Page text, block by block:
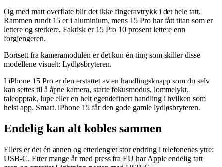
Og med matt overflate blir det ikke fingeravtrykk i det hele tatt.
Rammen rundt 15 er i aluminium, mens 15 Pro har fått titan som er
lettere og sterkere. Faktisk er 15 Pro 10 prosent lettere enn
forgjengeren.
Bortsett fra kameramodulen er det kun én ting som skiller disse
modellene visuelt: Lydløsbryteren.
I iPhone 15 Pro er den erstattet av en handlingsknapp som du selv
kan settes til å åpne kamera, starte fokusmodus, lommelykt,
taleopptak, lupe eller en helt egendefinert handling i hvilken som
helst app. Smart. iPhone 15 får den gode gamle lydløsbryteren.
Endelig kan alt kobles sammen
Ellers er det én annen og etterlengtet stor endring i telefonenes ytre:
USB-C. Etter mange år med press fra EU har Apple endelig tatt